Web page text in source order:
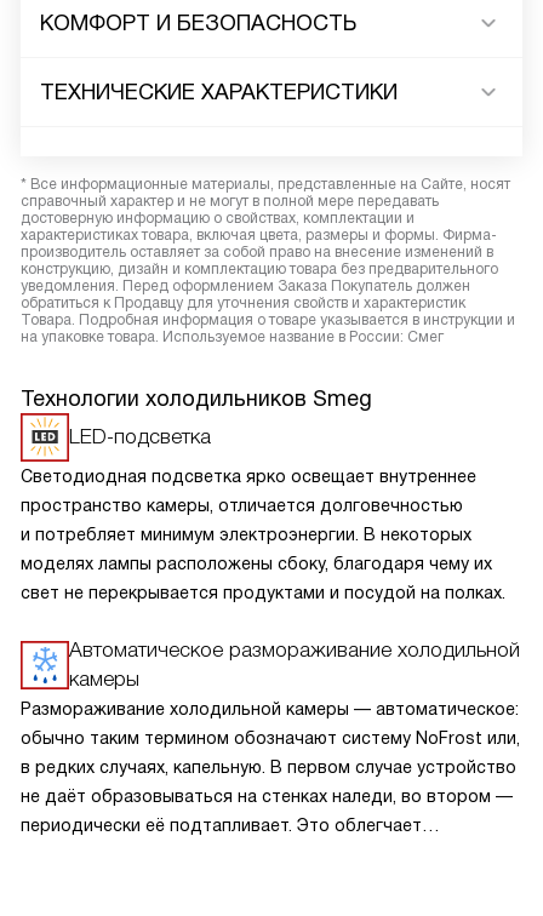
КОМФОРТ И БЕЗОПАСНОСТЬ
ТЕХНИЧЕСКИЕ ХАРАКТЕРИСТИКИ
* Все информационные материалы, представленные на Сайте, носят
справочный характер и не могут в полной мере передавать
достоверную информацию о свойствах, комплектации и
характеристиках товара, включая цвета, размеры и формы. Фирма-
производитель оставляет за собой право на внесение изменений в
конструкцию, дизайн и комплектацию товара без предварительного
уведомления. Перед оформлением Заказа Покупатель должен
обратиться к Продавцу для уточнения свойств и характеристик
Товара. Подробная информация о товаре указывается в инструкции и
на упаковке товара. Используемое название в России: Смег
Технологии холодильников Smeg
LED-подсветка
Светодиодная подсветка ярко освещает внутреннее
пространство камеры, отличается долговечностью
и потребляет минимум электроэнергии. В некоторых
моделях лампы расположены сбоку, благодаря чему их
свет не перекрывается продуктами и посудой на полках.
Автоматическое размораживание холодильной
камеры
Размораживание холодильной камеры — автоматическое:
обычно таким термином обозначают систему NoFrost или,
в редких случаях, капельную. В первом случае устройство
не даёт образовываться на стенках наледи, во втором —
периодически её подтапливает. Это облегчает